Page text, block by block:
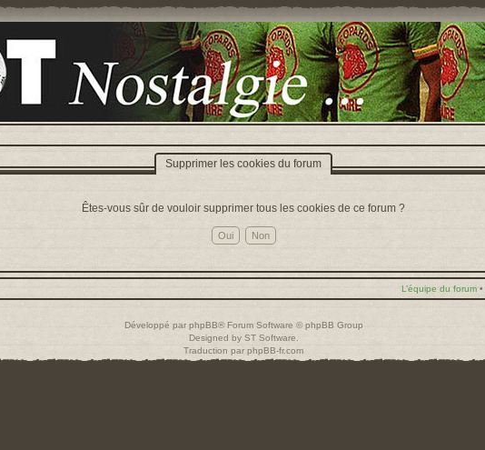
Supprimer les cookies du forum
Êtes-vous sûr de vouloir supprimer tous les cookies de ce forum ?
L’équipe du forum •
Développé par phpBB® Forum Software © phpBB Group
Designed by ST Software
Traduction par phpBB-fr.com